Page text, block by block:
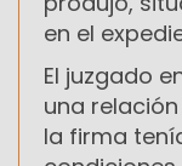
en el
El juzgado
una
la firma